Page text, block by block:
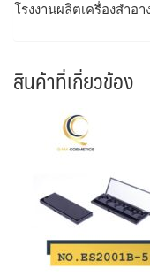
โรงงานผลิตเครื่องสำอา
สินค้าที่เกี่ยวข้อง